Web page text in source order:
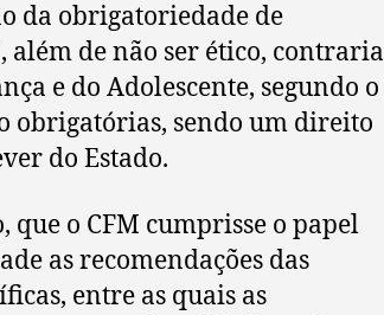
da obrigatoriedade de
além de não ser ético, contraria
e do Adolescente, segundo o
obrigatórias, sendo um direito
do Estado.
que o CFM cumprisse o papel
as recomendações das
entre as quais as